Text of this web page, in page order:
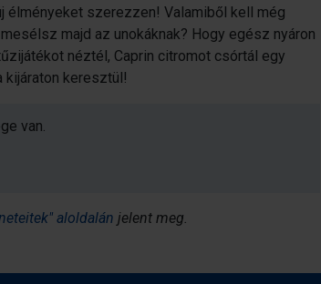
élményeket szerezzen! Valamiből kell még
majd az unokáknak? Hogy egész nyáron
néztél, Caprin citromot csórtál egy
kijáraton keresztül!
van.
aloldalán jelent meg.